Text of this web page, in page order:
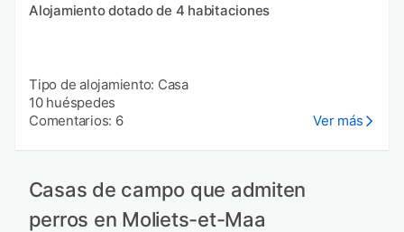
Alojamiento dotado de 4 habitaciones
Tipo de alojamiento: Casa
10 huéspedes
Comentarios: 6
Ver más
Casas de campo que admiten
perros en Moliets-et-Maa